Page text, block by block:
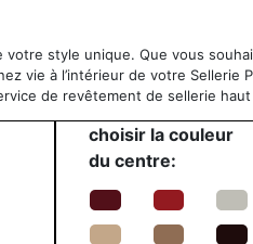
style unique. Que vous
vie à l’intérieur de votre Sellerie
de revêtement de sellerie haut
choisir la couleur
du centre: